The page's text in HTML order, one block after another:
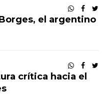
el argentino
crítica hacia el